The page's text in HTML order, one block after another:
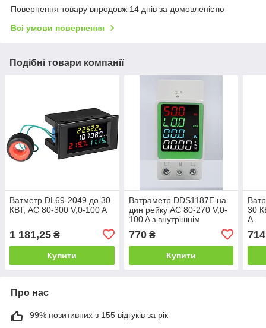
Повернення товару впродовж 14 днів за домовленістю
Всі умови повернення
Подібні товари компанії
Ватметр DL69-2049 до 30
КВТ, AC 80-300 V,0-100 A
1 181,25 ₴
Купити
Ватраметр DDS1187E на
дин рейку AC 80-270 V,0-
100 A з внутрішнім
трансформатором струму
770₴
Купити
30
A
714
Про нас
99% позитивних з 155 відгуків за рік